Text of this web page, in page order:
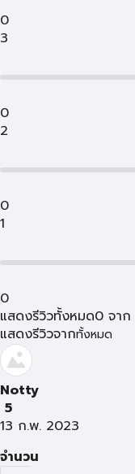
0
3
0
2
0
1
0
แสดงรีวิวทั้งหมด0 จาก
แสดงรีวิวจากทั้งหมด
Notty
5
13 ก.พ. 2023
จำนวน